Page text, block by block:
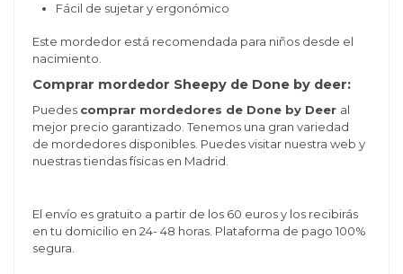
Fácil de sujetar y ergonómico
Este mordedor está recomendada para niños desde el
nacimiento.
Comprar mordedor Sheepy de Done by deer:
Puedes comprar mordedores de Done by Deer al
mejor precio garantizado. Tenemos una gran variedad
de mordedores disponibles. Puedes visitar nuestra web y
nuestras tiendas físicas en Madrid.
El envío es gratuito a partir de los 60 euros y los recibirás
en tu domicilio en 24- 48 horas. Plataforma de pago 100%
segura.